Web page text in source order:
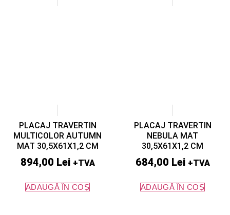
PLACAJ TRAVERTIN
MULTICOLOR AUTUMN
MAT 30,5X61X1,2 CM
894,00 Lei +TVA
ADAUGĂ ÎN COȘ
PLACAJ TRAVERTIN
NEBULA MAT
30,5X61X1,2 CM
684,00 Lei +TVA
ADAUGĂ ÎN COȘ